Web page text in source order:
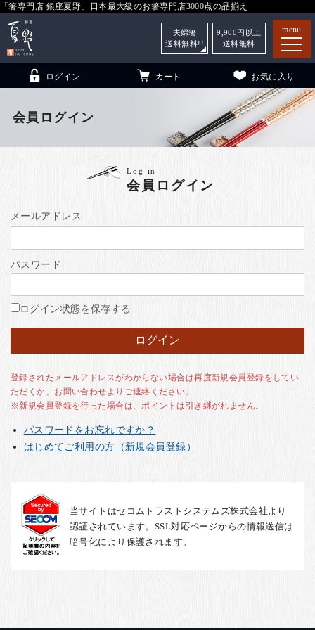
「箸専門店 銀座夏野」日本最大級のお箸専門店3000点の品揃え
menu
（贈答用・自宅用）
銀座夏野・箸長
ご利用ガイド
お客様の声
お知らせ
English
ログイン カート お気に入り
夫婦箸
送料無料!!
9,900 円以上
送料無料
会員ログイン
Log in
会員ログイン
メールアドレス
パスワード
ログイン状態を保存する
登録されたメールアドレスがわからない場合は再度新規会員登録をしてい
ただくか、お問い合わせよりご連絡ください。
※新規会員登録を行った場合は、ポイントは引き継がれません。
パスワードをお忘れですか？
はじめてご利用の方（新規会員登録）
当サイトはセコムトラストシステムズ株式会社より
認証されています。SSL対応ページからの情報送信は
暗号化により保護されます。